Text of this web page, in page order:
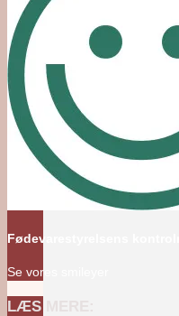
Fødevarestyrelsens
Se vores smileyer
LÆS MERE: